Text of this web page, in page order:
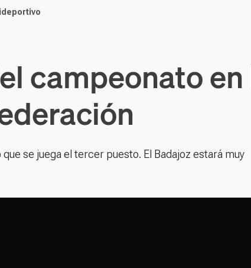
campeonato
se juega el tercer puesto. El Badajoz estará muy